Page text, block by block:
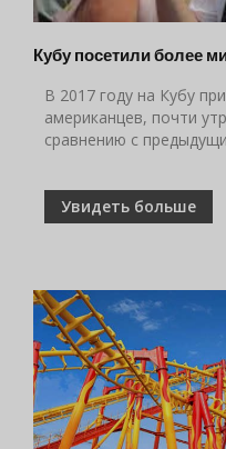
Кубу посетили более
В 2017 году на Кубу
американцев, почти
сравнению с
Увидеть больше